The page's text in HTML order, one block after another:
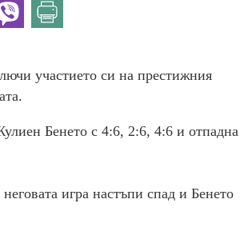
участието си на престижния
Бенето с 4:6, 2:6, 4:6 и отпадна
игра настъпи спад и Бенето